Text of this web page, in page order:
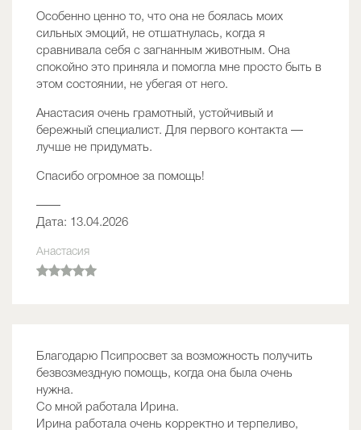
Особенно ценно то, что она не боялась моих
сильных эмоций, не отшатнулась, когда я
сравнивала себя с загнанным животным. Она
спокойно это приняла и помогла мне просто быть в
этом состоянии, не убегая от него.
Анастасия очень грамотный, устойчивый и
бережный специалист. Для первого контакта —
лучше не придумать.
Спасибо огромное за помощь!
——
Дата: 13.04.2026
Анастасия
Благодарю Псипросвет за возможность получить
безвозмездную помощь, когда она была очень
нужна.
Со мной работала Ирина.
Ирина работала очень корректно и терпеливо,